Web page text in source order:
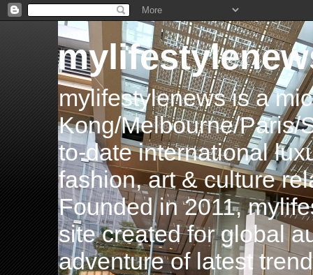
mylifestylenews is a
Kong/Melbourne/Paris/
to-date international
fashion, art & culture
Founded in 2011,
site created for global
adventure of latest